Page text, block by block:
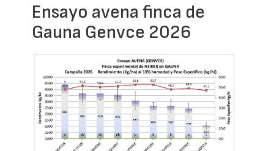
Ensayo avena finca de
Gauna Genvce 2026